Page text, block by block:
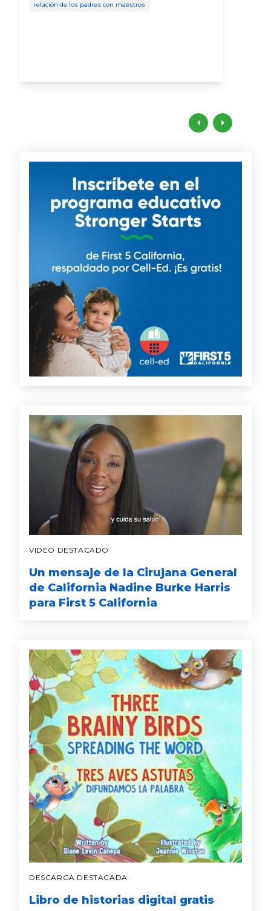
relación de los padres con maestros
VIDEO DESTACADO
Un mensaje de la Cirujana General
de California Nadine Burke Harris
para First 5 California
DESCARGA DESTACADA
Libro de historias digital gratis